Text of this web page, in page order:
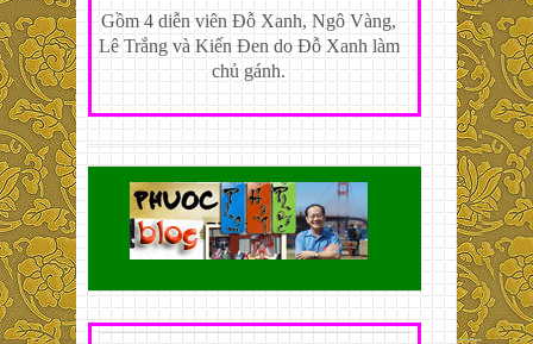
Gồm 4 diễn viên Đỗ Xanh, Ngô Vàng,
Lê Trắng và Kiến Đen do Đỗ Xanh làm
chủ gánh.